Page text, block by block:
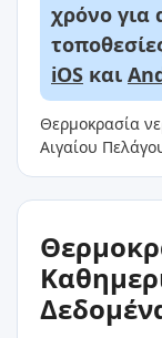
χρόνο για
iOS και
Θερμοκρασία
Αιγαίου